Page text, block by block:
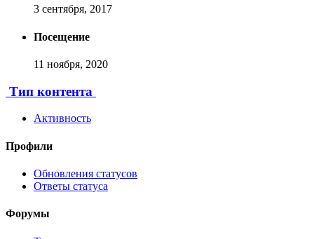
3 сентября, 2017
Посещение
11 ноября, 2020
Тип контента
Активность
Профили
Обновления статусов
Ответы статуса
Форумы